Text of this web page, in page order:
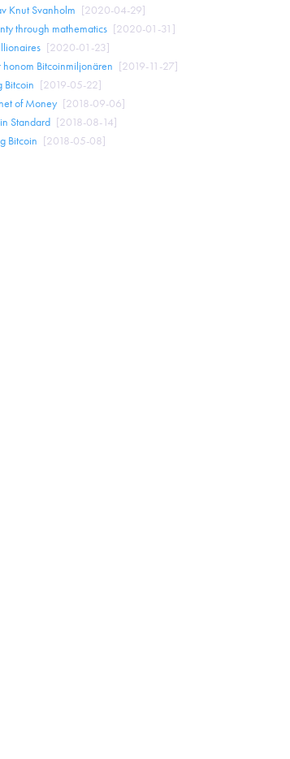
Knut Svanholm [2020-04-29]
through mathematics [2020-01-31 ]
[2020-01-23]
honom Bitcoinmiljonären [2019-11-27]
Bitcoin [2019-05-22]
of Money [2018-09-06]
Standard [2018-08-14]
Bitcoin [2018-05-08]